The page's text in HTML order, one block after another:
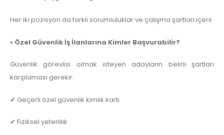
Her iki pozisyon da farklı sorumluluklar ve çalışma şartları içerir.
• Özel Güvenlik İş İlanlarına Kimler Başvurabilir?
Güvenlik görevlisi olmak isteyen adayların belirli şartları
karşılaması gerekir.
✔ Geçerli özel güvenlik kimlik kartı
✔ Fiziksel yeterlilik